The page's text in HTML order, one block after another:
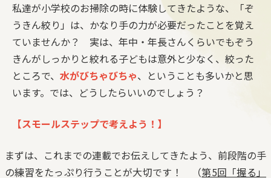
私達が小学校のお掃除の時に体験してきたような、「ぞ
うきん絞り」は、かなり手の力が必要だったことを覚え
ていませんか？ 実は、年中・年長さんくらいでもぞう
きんがしっかりと絞れる子どもは意外と少なく、絞った
ところで、 水がびちゃびちゃ、ということも多いかと思
います。では、どうしたらいいのでしょう？
【スモールステップで考えよう！】
まずは、これまでの連載でお伝えしてきたよう、前段階の手
の練習をたっぷり行うことが大切です！ （第5回「握る」